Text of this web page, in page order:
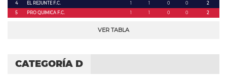
4
EL REJUNTE F.C. 1 1 0 0
2
5
PRO QUIMICA F.C. 1 1 0 0 2
VER TABLA
CATEGORÍA D